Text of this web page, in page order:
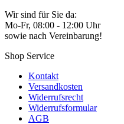
Wir sind für Sie da:
Mo-Fr, 08:00 - 12:00 Uhr
sowie nach Vereinbarung!
Shop Service
Kontakt
Versandkosten
Widerrufsrecht
Widerrufsformular
AGB